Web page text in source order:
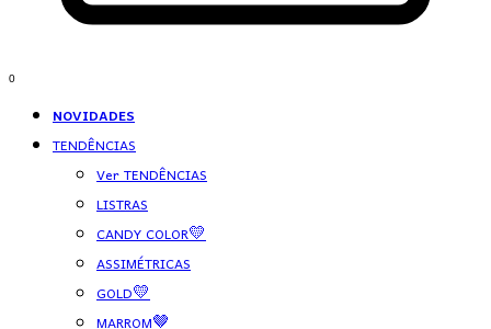
0
NOVIDADES
TENDÊNCIAS
Ver TENDÊNCIAS
LISTRAS
CANDY COLOR💛
ASSIMÉTRICAS
GOLD💛